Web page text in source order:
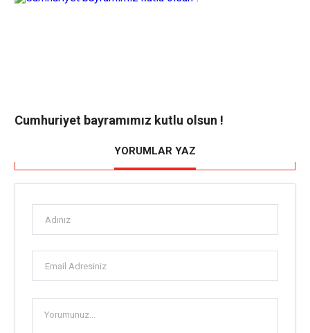
Cumhuriyet bayramımız kutlu olsun !
YORUMLAR YAZ